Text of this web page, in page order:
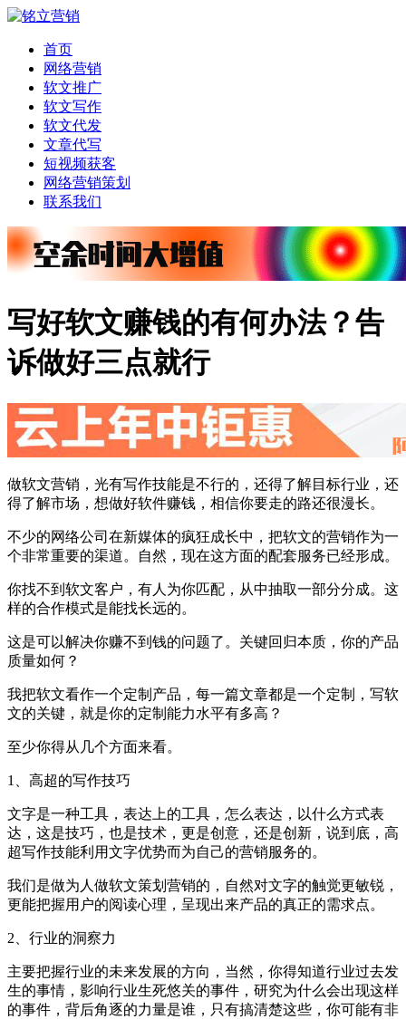
首页
网络营销
软文推广
软文写作
软文代发
文章代写
短视频获客
网络营销策划
联系我们
写好软文赚钱的有何办法？告
诉做好三点就行
做软文营销，光有写作技能是不行的，还得了解目标行业，还
得了解市场，想做好软件赚钱，相信你要走的路还很漫长。
不少的网络公司在新媒体的疯狂成长中，把软文的营销作为一
个非常重要的渠道。自然，现在这方面的配套服务已经形成。
你找不到软文客户，有人为你匹配，从中抽取一部分分成。这
样的合作模式是能找长远的。
这是可以解决你赚不到钱的问题了。关键回归本质，你的产品
质量如何？
我把软文看作一个定制产品，每一篇文章都是一个定制，写软
文的关键，就是你的定制能力水平有多高？
至少你得从几个方面来看。
1、高超的写作技巧
文字是一种工具，表达上的工具，怎么表达，以什么方式表
达，这是技巧，也是技术，更是创意，还是创新，说到底，高
超写作技能利用文字优势而为自己的营销服务的。
我们是做为人做软文策划营销的，自然对文字的触觉更敏锐，
更能把握用户的阅读心理，呈现出来产品的真正的需求点。
2、行业的洞察力
主要把握行业的未来发展的方向，当然，你得知道行业过去发
生的事情，影响行业生死悠关的事件，研究为什么会出现这样
的事件，背后角逐的力量是谁，只有搞清楚这些，你可能有非